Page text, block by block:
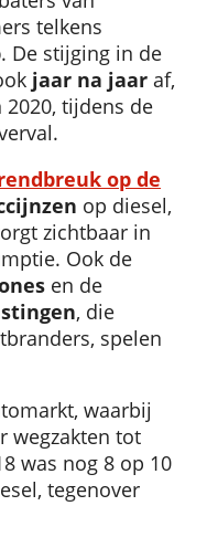
telkens
. De stijging in de
jaar na jaar af,
tijdens de
op de
op diesel,
zichtbaar in
Ook de
en de
, die
spelen
waarbij
wegzakten tot
was nog 8 op 10
tegenover